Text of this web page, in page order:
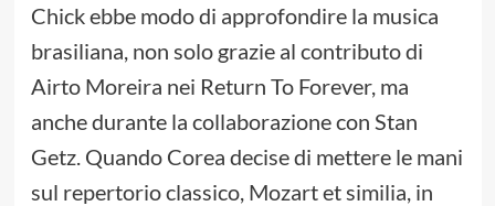
Chick ebbe modo di approfondire la musica
brasiliana, non solo grazie al contributo di
Airto Moreira nei Return To Forever, ma
anche durante la collaborazione con Stan
Getz. Quando Corea decise di mettere le mani
sul repertorio classico, Mozart et similia, in